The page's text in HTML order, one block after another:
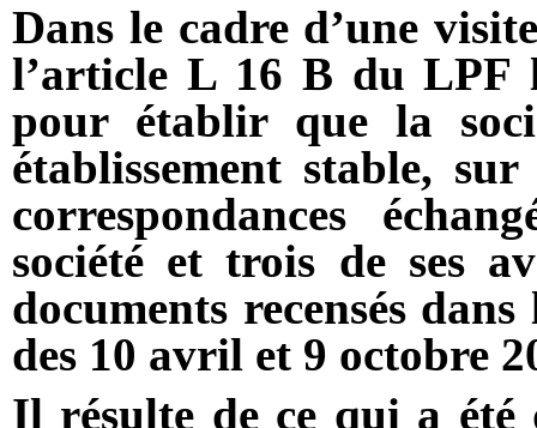
Dans le cadre d’une
l’article L 16 B du LPF
pour établir que la
établissement stable,
correspondances
société et trois de ses
documents recensés
des 10 avril et 9 octobre
Il résulte de ce qui a